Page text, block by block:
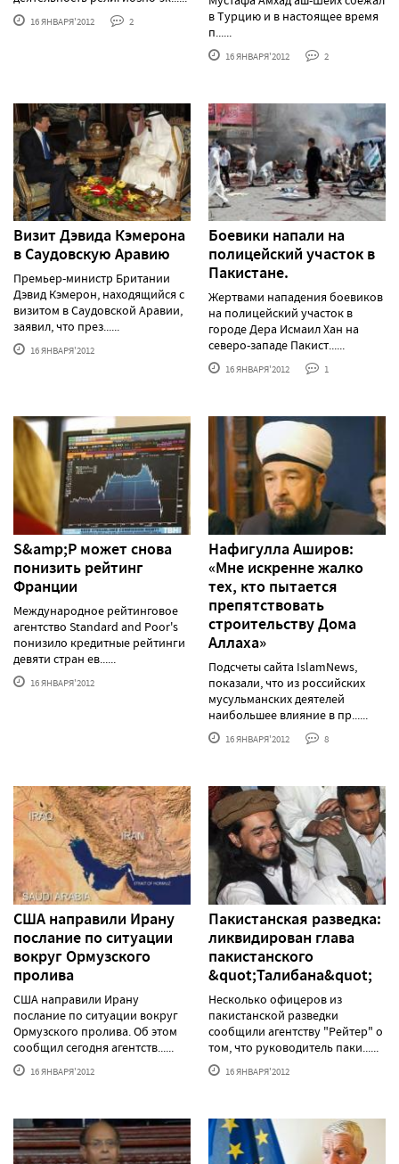
16 ЯНВАРЯ'2012 2
в Турцию и в настоящее время
п......
16 ЯНВАРЯ'2012 2
Визит Дэвида Кэмерона
в Саудовскую Аравию
Премьер-министр Британии
Дэвид Кэмерон, находящийся с
визитом в Саудовской Аравии,
заявил, что през......
16 ЯНВАРЯ'2012
Боевики напали на
полицейский участок в
Пакистане.
Жертвами нападения боевиков
на полицейский участок в
городе Дера Исмаил Хан на
северо-западе Пакист......
16 ЯНВАРЯ'2012 1
S&amp;P может снова
понизить рейтинг
Франции
Международное рейтинговое
агентство Standard and Poor's
понизило кредитные рейтинги
девяти стран ев......
16 ЯНВАРЯ'2012
Нафигулла Аширов:
«Мне искренне жалко
тех, кто пытается
препятствовать
строительству Дома
Аллаха»
Подсчеты сайта IslamNews,
показали, что из российских
мусульманских деятелей
наибольшее влияние в пр......
16 ЯНВАРЯ'2012 8
США направили Ирану
послание по ситуации
вокруг Ормузского
пролива
США направили Ирану
послание по ситуации вокруг
Ормузского пролива. Об этом
сообщил сегодня агентств......
16 ЯНВАРЯ'2012
Пакистанская разведка:
ликвидирован глава
пакистанского
&quot;Талибана&quot;
Несколько офицеров из
пакистанской разведки
сообщили агентству "Рейтер" о
том, что руководитель паки......
16 ЯНВАРЯ'2012